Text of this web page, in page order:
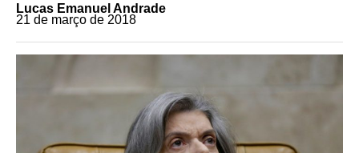
Lucas Emanuel Andrade
21 de março de 2018